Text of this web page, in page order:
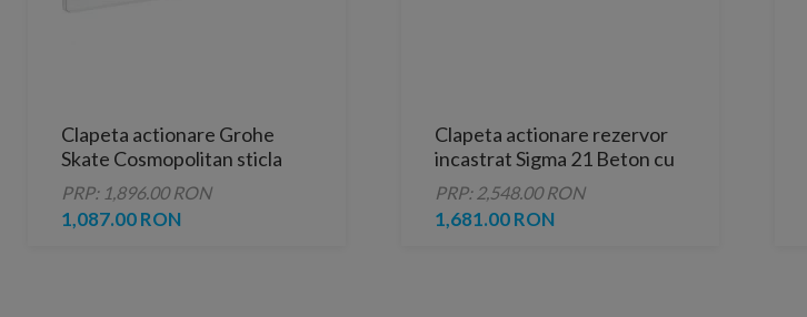
Clapeta actionare Grohe
Skate Cosmopolitan sticla
alba
PRP: 1,896.00 RON
1,087.00 RON
Clapeta actionare rezervor
incastrat Sigma 21 Beton cu
butoane crom
PRP: 2,548.00 RON
1,681.00 RON